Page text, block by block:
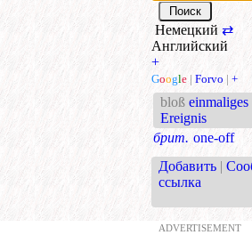
Немецкий ⇄
Английский
+
Google | Forvo | +
bloß einmaliges
Ereignis
брит. one-off
Добавить |
ссылка
ADVERTISEMENT